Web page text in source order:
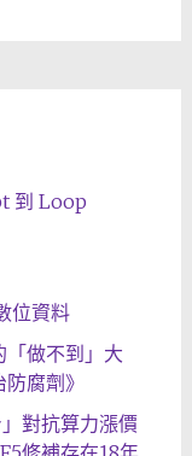
到 Loop
位資料
「做不到」大
腐劑》
對抗算力漲價